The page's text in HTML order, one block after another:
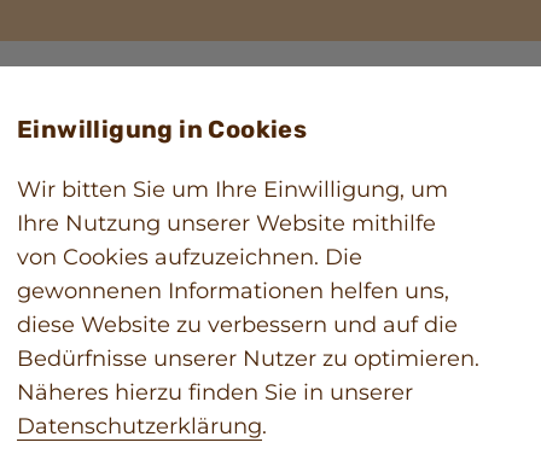
Einwilligung in Cookies
Wir bitten Sie um Ihre Einwilligung, um
Ihre Nutzung unserer Website mithilfe
von Cookies aufzuzeichnen. Die
gewonnenen Informationen helfen uns,
diese Website zu verbessern und auf die
Bedürfnisse unserer Nutzer zu optimieren.
Näheres hierzu finden Sie in unserer
Datenschutzerklärung.